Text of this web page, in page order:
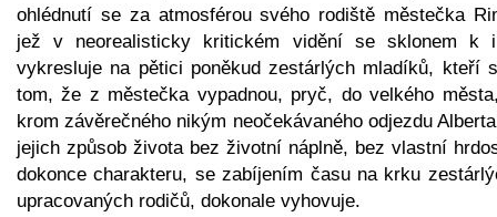
ohlédnutí se za atmosférou svého rodiště městečka
jež v neorealisticky kritickém vidění se sklonem k
vykresluje na pětici poněkud zestárlých mladíků, kteří
tom, že z městečka vypadnou, pryč, do velkého
krom závěrečného nikým neočekávaného odjezdu
jejich způsob života bez životní náplně, bez vlastní
dokonce charakteru, se zabíjením času na krku
upracovaných rodičů, dokonale vyhovuje.